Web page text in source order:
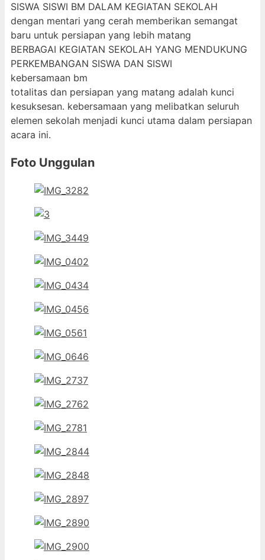
SISWA SISWI BM DALAM KEGIATAN SEKOLAH
dengan mentari yang cerah memberikan semangat
baru untuk persiapan yang lebih matang
BERBAGAI KEGIATAN SEKOLAH YANG MENDUKUNG
PERKEMBANGAN SISWA DAN SISWI
kebersamaan bm
totalitas dan persiapan yang matang adalah kunci
kesuksesan. kebersamaan yang melibatkan seluruh
elemen sekolah menjadi kunci utama dalam persiapan
acara ini.
Foto Unggulan